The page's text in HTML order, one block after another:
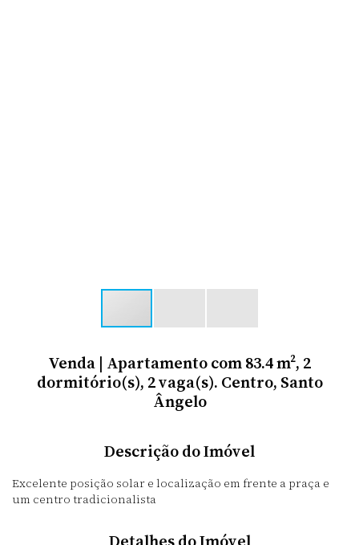
Venda | Apartamento com 83.4 m², 2
dormitório(s), 2 vaga(s). Centro, Santo
Ângelo
Descrição do Imóvel
Excelente posição solar e localização em frente a praça e
um centro tradicionalista